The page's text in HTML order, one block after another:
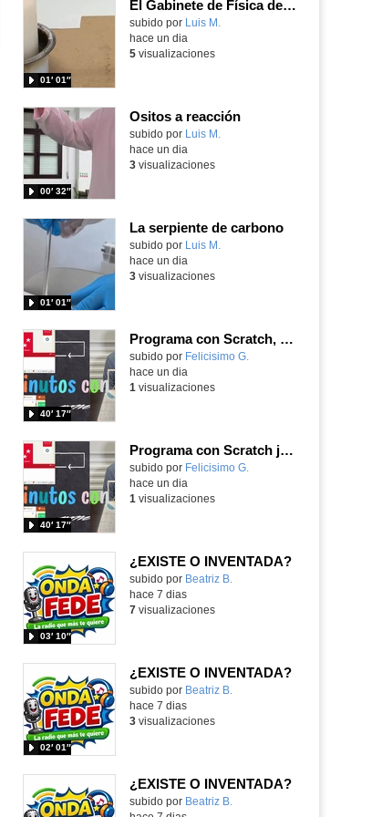
pantalla
El Gabinete de Física del IES Enrique Tierno Galván de Parla (Curso 25-26)
Contenido educativo.
subido por Luis M.
01′ 01″
hace un dia
5visualizaciones
Ositos a reacción
Contenido educativo.
subido por Luis M.
00′ 32″
hace un dia
3visualizaciones
La serpiente de carbono
Contenido educativo.
subido por Luis M.
01′ 01″
hace un dia
3visualizaciones
Programa con Scratch, 8 diferentes juegos para vivir la emoción de los partidos de España en el mundial 2026
Contenido educativo.
subido por Felicisimo G.
40′ 17″
hace un dia
1 visualizaciones
Programa con Scratch juegos con los partidos del mundial 2026 ganados por España
Contenido educativo.
subido por Felicisimo G.
40′ 17″
hace un dia
1 visualizaciones
¿EXISTE O INVENTADA?
Contenido educativo.
subido por Beatriz B.
03′ 10″
hace 7 dias
7visualizaciones
¿EXISTE O INVENTADA?
Contenido educativo.
subido por Beatriz B.
02′ 01″
hace 7 dias
3visualizaciones
¿EXISTE O INVENTADA?
Contenido educativo.
subido por Beatriz B.